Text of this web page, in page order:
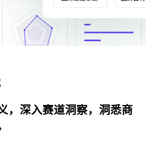
，深入赛道洞察，洞悉商